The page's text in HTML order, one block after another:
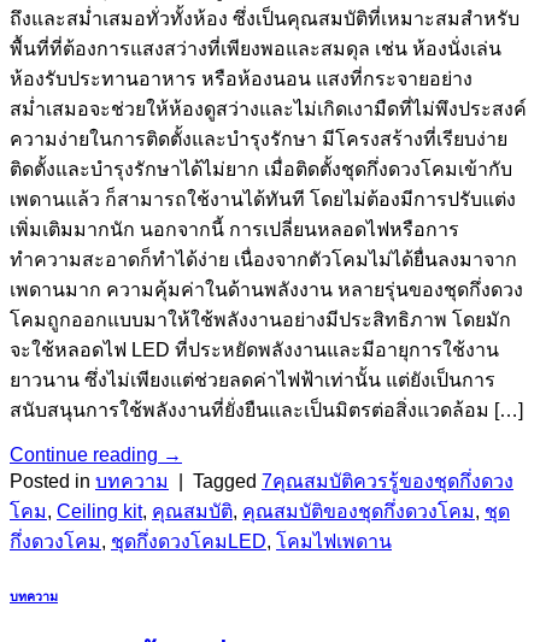
ถึงและสม่ำเสมอทั่วทั้งห้อง ซึ่งเป็นคุณสมบัติที่เหมาะสมสำหรับ
พื้นที่ที่ต้องการแสงสว่างที่เพียงพอและสมดุล เช่น ห้องนั่งเล่น
ห้องรับประทานอาหาร หรือห้องนอน แสงที่กระจายอย่าง
สม่ำเสมอจะช่วยให้ห้องดูสว่างและไม่เกิดเงามืดที่ไม่พึงประสงค์
ความง่ายในการติดตั้งและบำรุงรักษา มีโครงสร้างที่เรียบง่าย
ติดตั้งและบำรุงรักษาได้ไม่ยาก เมื่อติดตั้งชุดกึ่งดวงโคมเข้ากับ
เพดานแล้ว ก็สามารถใช้งานได้ทันที โดยไม่ต้องมีการปรับแต่ง
เพิ่มเติมมากนัก นอกจากนี้ การเปลี่ยนหลอดไฟหรือการ
ทำความสะอาดก็ทำได้ง่าย เนื่องจากตัวโคมไม่ได้ยื่นลงมาจาก
เพดานมาก ความคุ้มค่าในด้านพลังงาน หลายรุ่นของชุดกึ่งดวง
โคมถูกออกแบบมาให้ใช้พลังงานอย่างมีประสิทธิภาพ โดยมัก
จะใช้หลอดไฟ LED ที่ประหยัดพลังงานและมีอายุการใช้งาน
ยาวนาน ซึ่งไม่เพียงแต่ช่วยลดค่าไฟฟ้าเท่านั้น แต่ยังเป็นการ
สนับสนุนการใช้พลังงานที่ยั่งยืนและเป็นมิตรต่อสิ่งแวดล้อม […]
Continue reading →
Posted in บทความ Tagged 7คุณสมบัติควรรู้ของชุดกึ่งดวง
โคม, Ceiling kit, คุณสมบัติ, คุณสมบัติของชุดกึ่งดวงโคม, ชุด
กึ่งดวงโคม, ชุดกึ่งดวงโคมLED, โคมไฟเพดาน
บทความ